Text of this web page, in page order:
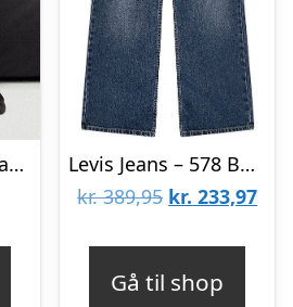
NAME IT Baggy Jeans Ben Dark Blue Denim
Levis Jeans – 578 Baggy – Blå
kr.389,95 Den
kr. 233,97Den
Gå til shop